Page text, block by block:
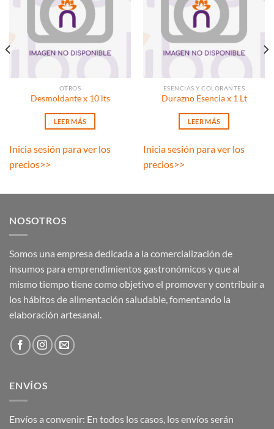
OTROS
Desmoldante x 10 lts
LEER MÁS
Inicia sesión para ver los
precios>>
ESENCIAS Y COLORANTES
Durazno Esencia x 1 Lt
LEER MÁS
Inicia sesión para ver los
precios>>
NOSOTROS
Somos una empresa dedicada a la comercialización de
insumos para emprendimientos gastronómicos y que al
mismo tiempo tiene como objetivo el promover y contribuir a
los hábitos de alimentación saludable, fomentando la
elaboración artesanal.
ENVÍOS
Envíos a convenir: En todos los casos, los envíos serán